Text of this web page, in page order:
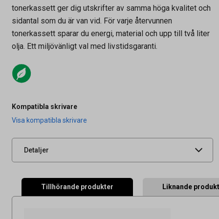
tonerkassett ger dig utskrifter av samma höga kvalitet och
sidantal som du är van vid. För varje återvunnen
tonerkassett sparar du energi, material och upp till två liter
olja. Ett miljövänligt val med livstidsgaranti.
Kompatibla skrivare
Visa kompatibla skrivare
Detaljer
Leverantörens
UNSPSC 44103103
Tillhörande produkter Liknande